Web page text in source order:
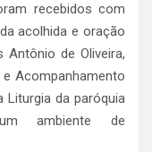
recebidos com
acolhida e oração
Antônio de Oliveira,
Acompanhamento
Liturgia da paróquia
ambiente de